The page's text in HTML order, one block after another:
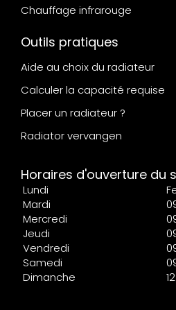
Chauffage infrarouge
Outils pratiques
Aide au choix du radiateur
Calculer la capacité requise
Placer un radiateur ?
Radiator vervangen
Horaires d'ouverture du
Lundi
Mardi
Mercredi
Jeudi
Vendredi
Samedi
Dimanche